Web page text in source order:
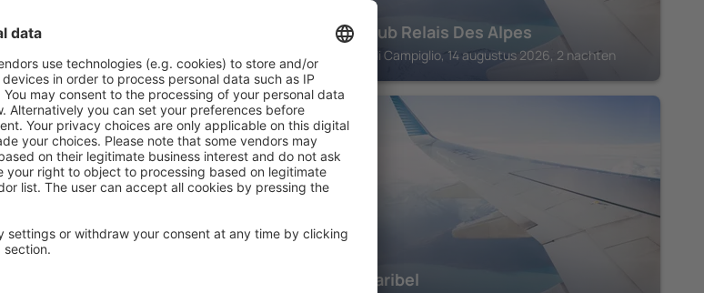
2026, 2 nachten
Hotel Club Relais Des Alpes
Madonna di Campiglio, 14 augustus 2026, 2 nachten
di Campiglio - Golf Hotel
VAL RENDENA
Hotel Maribel